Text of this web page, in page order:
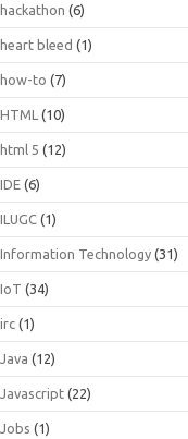
hackathon (6)
heart bleed (1)
how-to (7)
HTML (10)
html 5 (12)
IDE (6)
ILUGC (1)
Information Technology (31)
IoT (34)
irc (1)
Java (12)
Javascript (22)
Jobs (1)